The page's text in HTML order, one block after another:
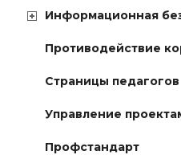
Информационная
Противодействие
Страницы педагогов
Управление
Профстандарт